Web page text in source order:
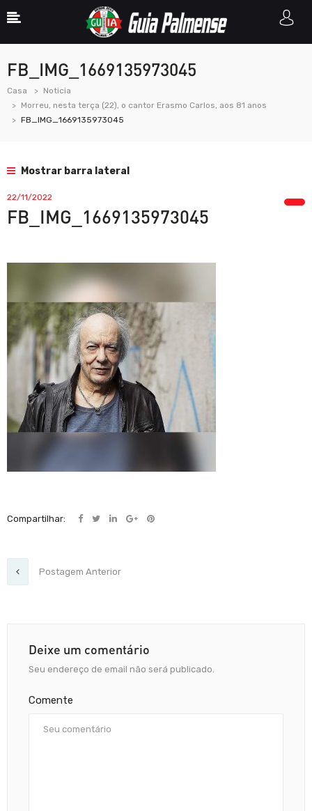
FB_IMG_1669135973045
Casa
Noticia
Morreu, nesta terça (22), o cantor Erasmo Carlos, aos 81 anos
FB_IMG_1669135973045
Mostrar barra lateral
22/11/2022
FB_IMG_1669135973045
Compartilhar:
Postagem Anterior
Deixe um comentário
Seu endereço de email não será publicado.
Comente